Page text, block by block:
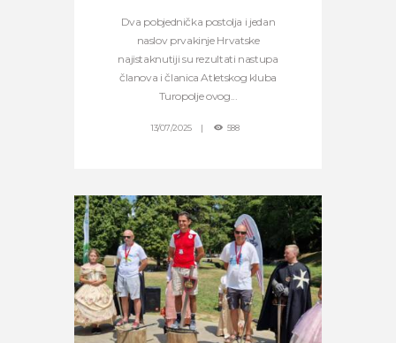
Dva pobjednička postolja i jedan
naslov prvakinje Hrvatske
najistaknutiji su rezultati nastupa
članova i članica Atletskog kluba
Turopolje ovog...
13/07/2025 588